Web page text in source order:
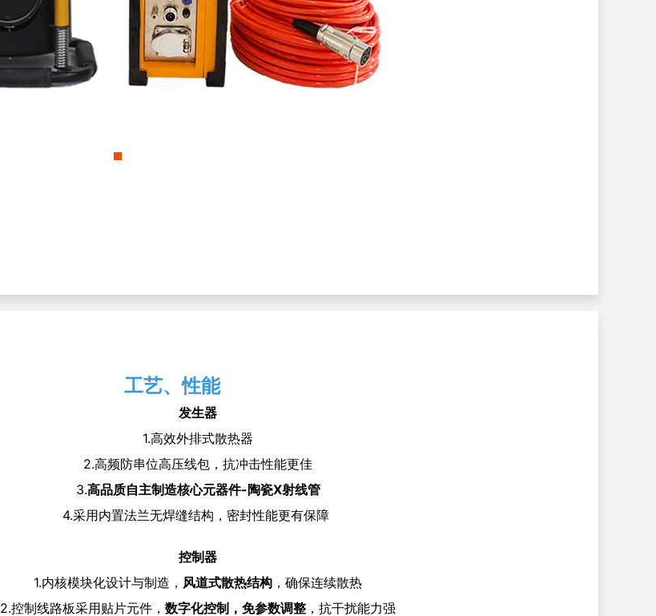
工艺、性能
发生器
1.高效外排式散热器
2.高频防串位高压线包，抗冲击性能更佳
3.高品质自主制造核心元器件-陶瓷X射线管
4.采用内置法兰无焊缝结构，密封性能更有保障
控制器
1.内核模块化设计与制造， 风道式散热结构 ，确保连续散热
2.控制线路板采用贴片元件， 数字化控制，免参数调整 ，抗干扰能力强